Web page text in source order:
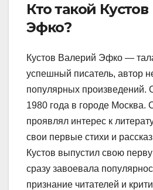
Кто такой
Эфко?
Кустов Валерий Эфко —
успешный писатель, автор
популярных произведений.
1980 года в городе Москва.
проявлял интерес к
свои первые стихи и
Кустов выпустил свою
сразу завоевала
признание читателей и